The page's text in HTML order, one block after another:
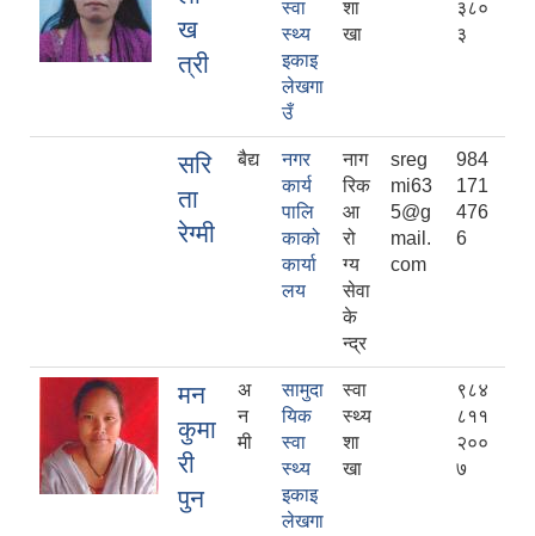
ख
त्री
स्वा
स्थ्य
इकाइ
लेखगा
उँ
शा
खा
३८०
३
सरि
ता
रेग्मी
बैद्य
नगर
कार्य
पालि
काको
कार्या
लय
नाग
रिक
आ
रो
ग्य
सेवा
के
न्द्र
sreg
mi63
5@g
mail.
com
984
171
476
6
मन
कुमा
री
पुन
अ
न
मी
सामुदा
यिक
स्वा
स्थ्य
इकाइ
लेखगा
स्वा
स्थ्य
शा
खा
९८४
८११
२००
७